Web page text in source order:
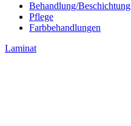
Behandlung/Beschichtung
Pflege
Farbbehandlungen
Laminat